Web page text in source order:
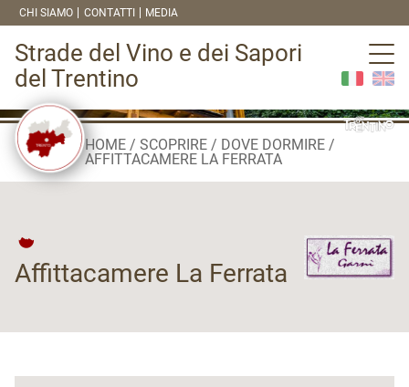
CHI SIAMO CONTATTI MEDIA
Strade del Vino e dei Sapori
del Trentino
HOME SCOPRIRE
DOVE DORMIRE
AFFITTACAMERE LA FERRATA
Affittacamere La Ferrata